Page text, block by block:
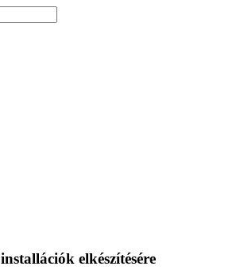
elkészítésére